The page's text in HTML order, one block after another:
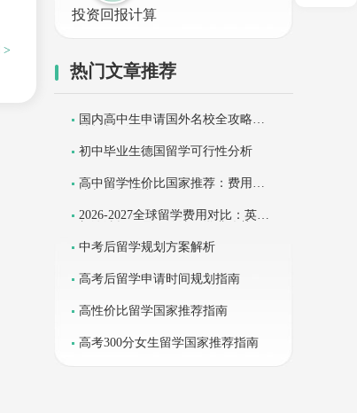
投资回报计算
热门文章推荐
国内高中生申请国外名校全攻略：
初中毕业生德国留学可行性分析
高中留学性价比国家推荐：费用对
2026-2027全球留学费用对比：英美
析
中考后留学规划方案解析
高考后留学申请时间规划指南
高性价比留学国家推荐指南
高考300分女生留学国家推荐指南